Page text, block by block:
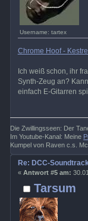
Username: tartex
Chrome Hoof -
Ich weiß schon, ihr
Synth-Zeug an?
einfach E-Gitarren
Die Zwillingsseen: Der
Im Youtube-Kanal: Meine
Kumpel von Raven c.s.
Tarsum
Re: DCC-
« Antwort #5 am: